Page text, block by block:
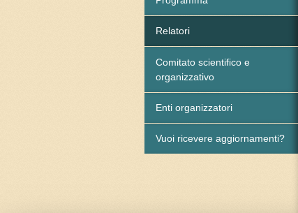
Relatori
Comitato scientifico e
organizzativo
Enti organizzatori
Vuoi ricevere aggiornamenti?